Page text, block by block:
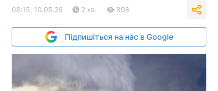
08:15, 10.05.26 2 хв. 898
Підпишіться на нас в Google